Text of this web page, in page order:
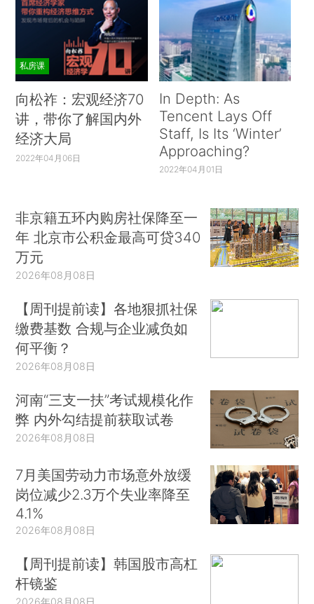
私房课
向松祚：宏观经济70
讲，带你了解国内外
经济大局
2022年04月06日
In Depth: As
Tencent Lays Off
Staff, Is Its ‘Winter’
Approaching?
2022年04月01日
非京籍五环内购房社保降至一
年 北京市公积金最高可贷340
万元
2026年08月08日
【周刊提前读】各地狠抓社保
缴费基数 合规与企业减负如
何平衡？
2026年08月08日
河南“三支一扶”考试规模化作
弊 内外勾结提前获取试卷
2026年08月08日
7月美国劳动力市场意外放缓
岗位减少2.3万个失业率降至
4.1%
2026年08月08日
【周刊提前读】韩国股市高杠
杆镜鉴